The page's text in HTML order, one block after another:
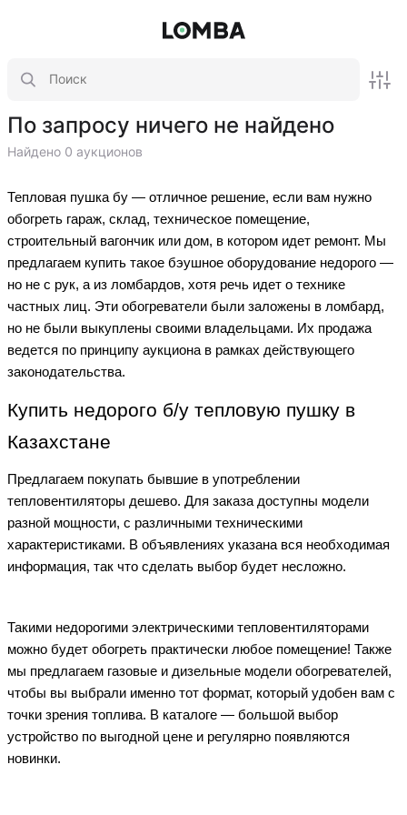
По запросу ничего не найдено
Найдено 0 аукционов
Тепловая пушка бу — отличное решение, если вам нужно
обогреть гараж, склад, техническое помещение,
строительный вагончик или дом, в котором идет ремонт. Мы
предлагаем купить такое бэушное оборудование недорого —
но не с рук, а из ломбардов, хотя речь идет о технике
частных лиц. Эти обогреватели были заложены в ломбард,
но не были выкуплены своими владельцами. Их продажа
ведется по принципу аукциона в рамках действующего
законодательства.
Купить недорого б/у тепловую пушку в
Казахстане
Предлагаем покупать бывшие в употреблении
тепловентиляторы дешево. Для заказа доступны модели
разной мощности, с различными техническими
характеристиками. В объявлениях указана вся необходимая
информация, так что сделать выбор будет несложно.
Такими недорогими электрическими тепловентиляторами
можно будет обогреть практически любое помещение! Также
мы предлагаем газовые и дизельные модели обогревателей,
чтобы вы выбрали именно тот формат, который удобен вам с
точки зрения топлива. В каталоге — большой выбор
устройство по выгодной цене и регулярно появляются
новинки.